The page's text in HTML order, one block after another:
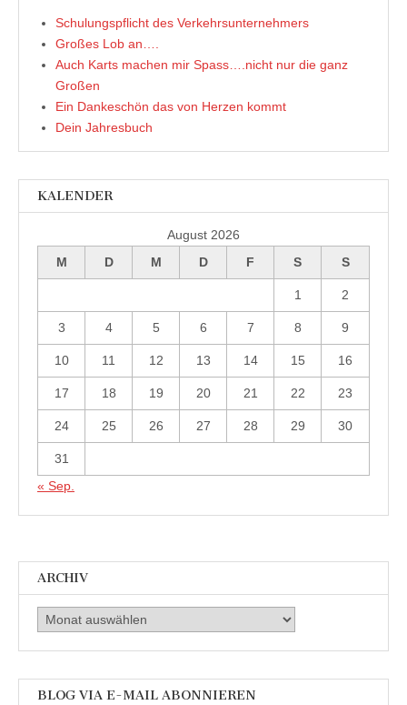
)
Schulungspflicht des Verkehrsunternehmers
Großes Lob an….
Auch Karts machen mir Spass….nicht nur die ganz
Großen
Ein Dankeschön das von Herzen kommt
Dein Jahresbuch
KALENDER
August 2026
M
D M D F S S
1 2
3 4 5 6 7 8 9
10 11 12 13 14 15 16
17 18 19 20 21 22 23
24 25 26 27 28 29 30
31
« Sep.
ARCHIV
Archiv
BLOG VIA E-MAIL ABONNIEREN